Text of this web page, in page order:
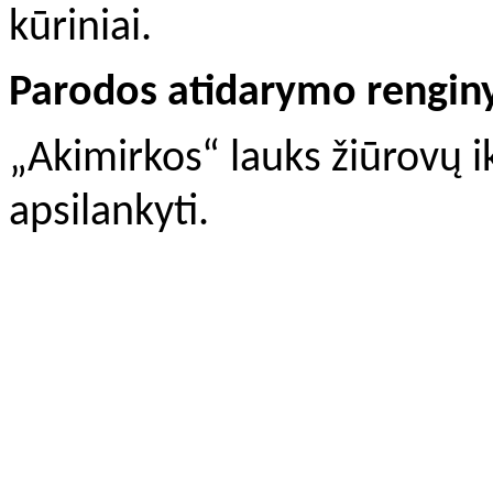
kūriniai.
Parodos atidarymo
„Akimirkos“ lauks žiūrovų
apsilankyti.